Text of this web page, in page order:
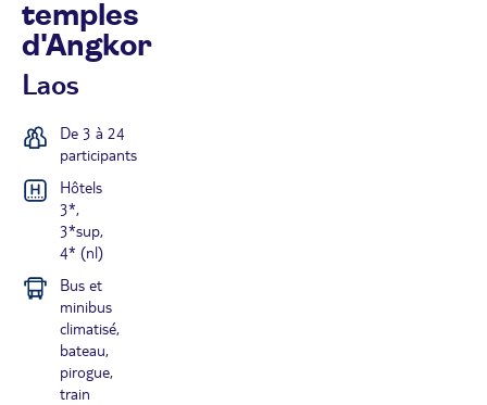
temples
d'Angkor
Laos
De 3 à 24
participants
Hôtels
3*,
3*sup,
4* (nl)
Bus et
minibus
climatisé,
bateau,
pirogue,
train